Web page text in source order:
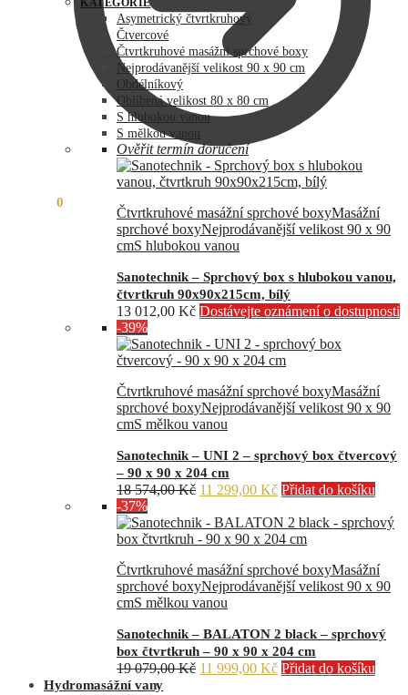
0
73
990,00 Kč.
60
890,00 Kč.
KATEGORIE
Asymetrický čtvrtkruhový
Čtvercové
Čtvrtkruhové masážní sprchové boxy
Nejprodávanější velikost 90 x 90 cm
Obdélníkový
Oblíbená velikost 80 x 80 cm
S hlubokou vanou
S mělkou vanou
Ověřit termín doručení
Čtvrtkruhové masážní sprchové boxyMasážní
sprchové boxyNejprodávanější velikost 90 x 90
cmS hlubokou vanou
Sanotechnik – Sprchový box s hlubokou vanou,
čtvrtkruh 90x90x215cm, bílý
13 012,00 Kč Dostávejte oznámení o dostupnosti
-39%
Čtvrtkruhové masážní sprchové boxyMasážní
sprchové boxyNejprodávanější velikost 90 x 90
cmS mělkou vanou
Sanotechnik – UNI 2 – sprchový box čtvercový
– 90 x 90 x 204 cm
18 574,00Kč Původní
byla:
18
11 299,00 KčAktuální
je:
11
Přidat do košíku
-37%
Čtvrtkruhové masážní sprchové boxyMasážní
sprchové boxyNejprodávanější velikost 90 x 90
cmS mělkou vanou
Sanotechnik – BALATON 2 black – sprchový
box čtvrtkruh – 90 x 90 x 204 cm
19 079,00Kč Původní
11 999,00 KčAktuální
Přidat do košíku
Hydromasážní vany